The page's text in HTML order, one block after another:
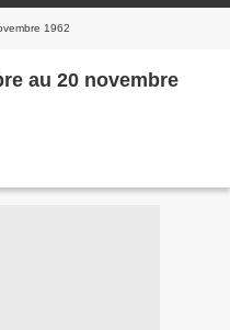
1962
au 20 novembre